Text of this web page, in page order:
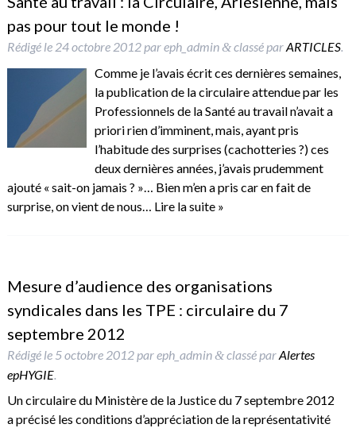
pas pour tout le monde !
Rédigé le 24 octobre 2012pareph_admin &classé parARTICLES.
Comme je l’avais écrit ces dernières semaines,
la publication de la circulaire attendue par les
Professionnels de la Santé au travail n’avait a
priori rien d’imminent, mais, ayant pris
l’habitude des surprises (cachotteries ?) ces
deux dernières années, j’avais prudemment
ajouté « sait-on jamais ? »… Bien m’en a pris car en fait de
surprise, on vient de nous… Lire la suite »
Mesure d’audience des organisations
syndicales dans les TPE : circulaire du 7
septembre 2012
Rédigé le 5 octobre 2012pareph_admin &classé parAlertes
epHYGIE.
Un circulaire du Ministère de la Justice du 7 septembre 2012
a précisé les conditions d’appréciation de la représentativité